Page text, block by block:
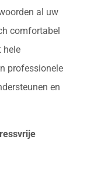
al uw
comfortabel
hele
professionele
en